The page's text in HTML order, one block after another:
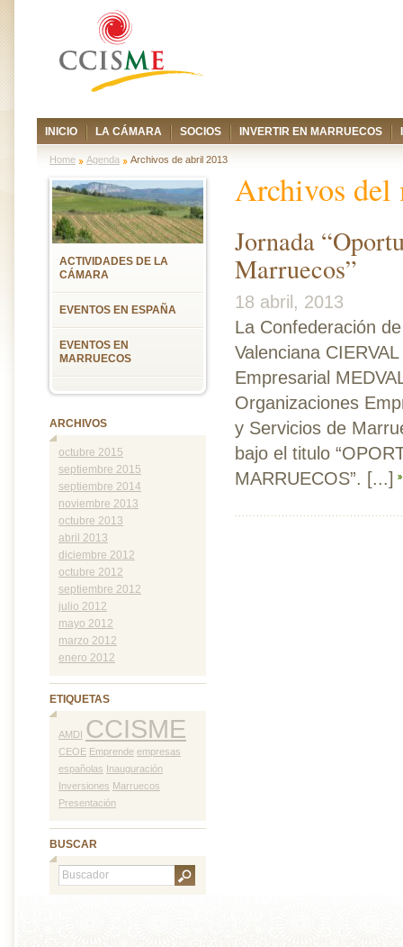
INICIO LA CÁMARA SOCIOS INVERTIR EN MARRUECOS
Home Agenda Archivos de abril 2013
Archivos
Jornada
Marruecos”
18 abril, 2013
La Confederación
Valenciana
Empresarial
Organizaciones
y Servicios de
bajo el titulo
MARRUECOS”. [...]
ACTIVIDADES DE LA
CÁMARA
EVENTOS EN ESPAÑA
EVENTOS EN
MARRUECOS
ARCHIVOS
octubre 2015
septiembre 2015
septiembre 2014
noviembre 2013
octubre 2013
abril 2013
diciembre 2012
octubre 2012
septiembre 2012
julio 2012
mayo 2012
marzo 2012
enero 2012
ETIQUETAS
AMDI CCISME
CEOE Emprende empresas
españolas Inauguración
Inversiones Marruecos
Presentación
BUSCAR